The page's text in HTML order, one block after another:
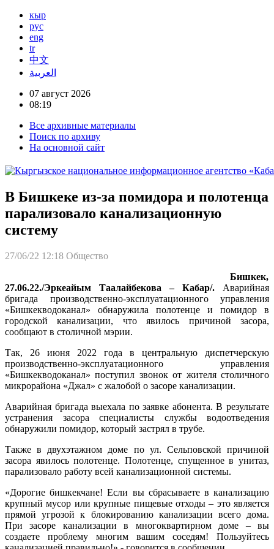
кыр
рус
eng
tr
中文
العربية
07 август 2026
08:19
Все архивные материалы
Поиск по архиву
На основной сайт
В Бишкеке из-за помидора и полотенца
парализовало канализационную
систему
27/06/22 12:18 Общество
Бишкек,
27.06.22./Эркеайым Таалайбекова – Кабар/. Аварийная
бригада производственно-эксплуатационного управления
«Бишкекводоканал» обнаружила полотенце и помидор в
городской канализации, что явилось причиной засора,
сообщают в столичной мэрии.
Так, 26 июня 2022 года в центральную диспетчерскую
производственно-эксплуатационного управления
«Бишкекводоканал» поступил звонок от жителя столичного
микрорайона «Джал» с жалобой о засоре канализации.
Аварийная бригада выехала по заявке абонента. В результате
устранения засора специалисты службы водоотведения
обнаружили помидор, который застрял в трубе.
Также в двухэтажном доме по ул. Сельповской причиной
засора явилось полотенце. Полотенце, спущенное в унитаз,
парализовало работу всей канализационной системы.
«Дорогие бишкекчане! Если вы сбрасываете в канализацию
крупный мусор или крупные пищевые отходы – это является
прямой угрозой к блокированию канализации всего дома.
При засоре канализации в многоквартирном доме – вы
создаете проблему многим вашим соседям! Пользуйтесь